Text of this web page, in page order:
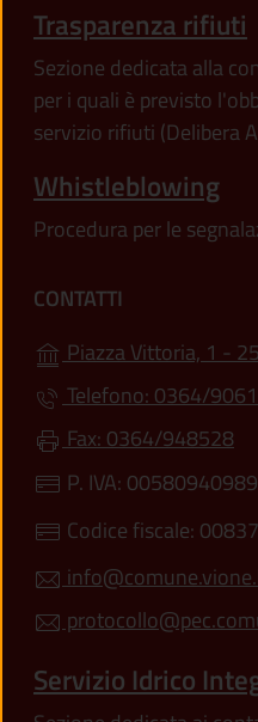
Trasparenza rifiuti
Sezione dedicata alla
per i quali è previsto
servizio rifiuti (Delibera
Whistleblowing
Procedura per le
CONTATTI
Piazza Vittoria, 1 -
Telefono: 0364/
Fax: 0364/948528
P. IVA: 00580940989
Codice fiscale:
Servizio Idrico